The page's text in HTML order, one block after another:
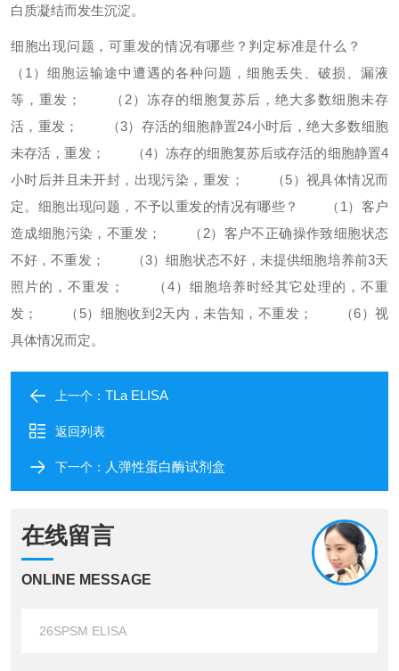
白质凝结而发生沉淀。
细胞出现问题，可重发的情况有哪些？判定标准是什么？
（1）细胞运输途中遭遇的各种问题，细胞丢失、破损、漏液
等，重发；
（2）冻存的细胞复苏后，绝大多数细胞未存
活，重发；
（3）存活的细胞静置24小时后，绝大多数细胞
未存活，重发；
（4）冻存的细胞复苏后或存活的细胞静置4
小时后并且未开封，出现污染，重发；
（5）视具体情况而
定。 细胞出现问题，不予以重发的情况有哪些？
（1）客户
造成细胞污染，不重发；
（2）客户不正确操作致细胞状态
不好，不重发；
（3）细胞状态不好，未提供细胞培养前3天
照片的，不重发；
（4）细胞培养时经其它处理的，不重
发；
（5）细胞收到2天内，未告知，不重发；
（6）视
具体情况而定。
上一个： TLa ELISA
返回列表
下一个： 人弹性蛋白酶试剂盒
在线留言
ONLINE MESSAGE